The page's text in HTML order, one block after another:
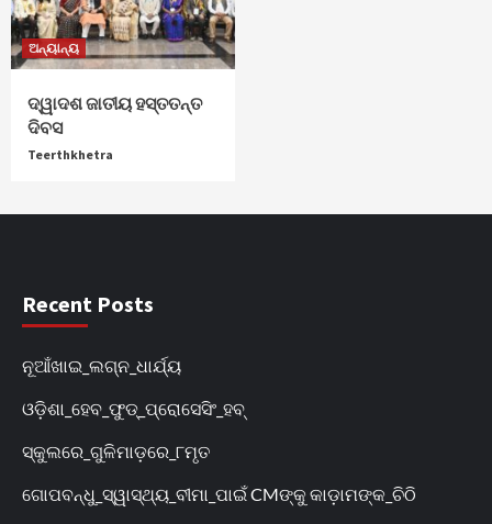
ଅନ୍ୟାନ୍ୟ
ଦ୍ୱାଦଶ ଜାତୀୟ ହସ୍ତତନ୍ତ
ଦିବସ
Teerthkhetra
Recent Posts
ନୂଆଁଖାଇ_ଲଗ୍ନ_ଧାର୍ଯ୍ୟ
ଓଡ଼ିଶା_ହେବ_ଫୁଡ୍‌_ପ୍ରୋସେସିଂ_ହବ୍‌
ସ୍କୁଲରେ_ଗୁଳିମାଡ଼ରେ_୮ମୃତ
ଗୋପବନ୍ଧୁ_ସ୍ୱାସ୍ଥ୍ୟ_ବୀମା_ପାଇଁ CMଙ୍କୁ କାଡ଼ାମଙ୍କ_ଚିଠି